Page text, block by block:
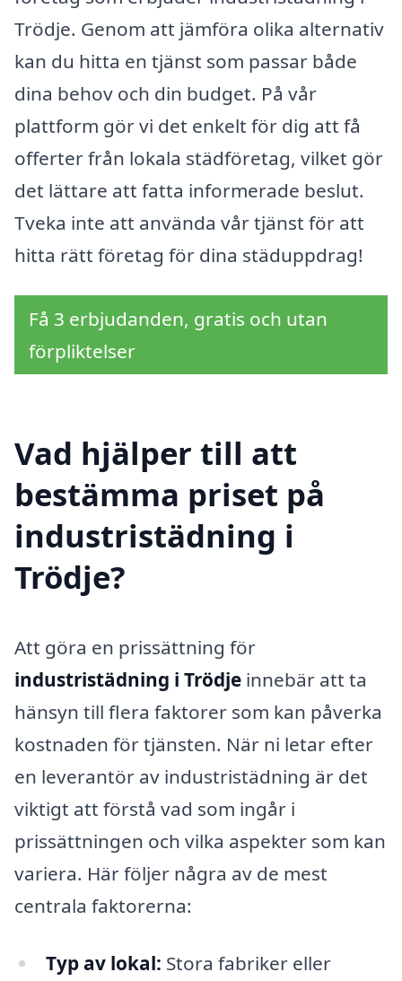
Trödje. Genom att jämföra olika alternativ
kan du hitta en tjänst som passar både
dina behov och din budget. På vår
plattform gör vi det enkelt för dig att få
offerter från lokala städföretag, vilket gör
det lättare att fatta informerade beslut.
Tveka inte att använda vår tjänst för att
hitta rätt företag för dina städuppdrag!
Få 3 erbjudanden, gratis och utan
förpliktelser
Vad hjälper till att
bestämma priset på
industristädning i
Trödje?
Att göra en prissättning för
industristädning i Trödje innebär att ta
hänsyn till flera faktorer som kan påverka
kostnaden för tjänsten. När ni letar efter
en leverantör av industristädning är det
viktigt att förstå vad som ingår i
prissättningen och vilka aspekter som kan
variera. Här följer några av de mest
centrala faktorerna:
Typ av lokal: Stora fabriker eller